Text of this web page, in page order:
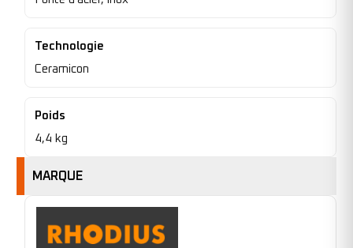
Technologie
Ceramicon
Poids
4,4 kg
MARQUE